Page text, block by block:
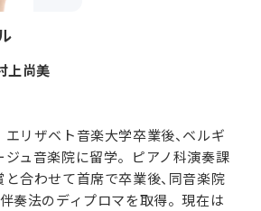
上尚美
リザベト音楽大学卒業後、ベルギ
ジュ音楽院に留学。ピアノ科演奏課
合わせて首席で卒業後、同音楽院
伴奏法のディプロマを取得。現在は